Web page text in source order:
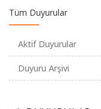
Tüm Duyurular
Aktif Duyurular
Duyuru Arşivi
MARMARA
SENATOSUNUN
İLGİLİ KARARLARI